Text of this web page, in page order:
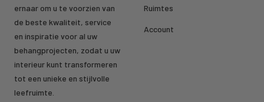
ernaar om u te voorzien van
de beste kwaliteit, service
en inspiratie voor al uw
behangprojecten, zodat u uw
interieur kunt transformeren
tot een unieke en stijlvolle
leefruimte.
Ruimtes
Account